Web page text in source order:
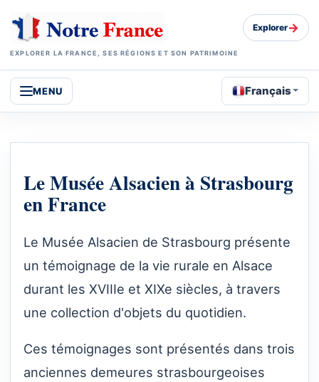
EXPLORER LA FRANCE, SES RÉGIONS ET SON PATRIMOINE
Explorer→
MENU Français
Le Musée Alsacien à Strasbourg
en France
Le Musée Alsacien de Strasbourg présente
un témoignage de la vie rurale en Alsace
durant les XVIIIe et XIXe siècles, à travers
une collection d'objets du quotidien.
Ces témoignages sont présentés dans trois
anciennes demeures strasbourgeoises